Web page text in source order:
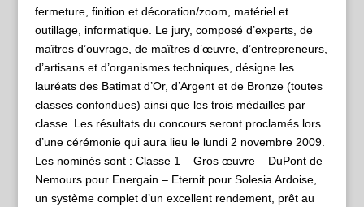
fermeture, finition et décoration/zoom, matériel et
outillage, informatique. Le jury, composé d’experts, de
maîtres d’ouvrage, de maîtres d’œuvre, d’entrepreneurs,
d’artisans et d’organismes techniques, désigne les
lauréats des Batimat d’Or, d’Argent et de Bronze (toutes
classes confondues) ainsi que les trois médailles par
classe. Les résultats du concours seront proclamés lors
d’une cérémonie qui aura lieu le lundi 2 novembre 2009.
Les nominés sont : Classe 1 – Gros œuvre – DuPont de
Nemours pour Energain – Eternit pour Solesia Ardoise,
un système complet d’un excellent rendement, prêt au